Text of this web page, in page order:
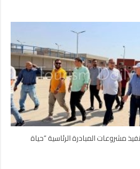
مشروعات المبادرة الرئاسية “حياة